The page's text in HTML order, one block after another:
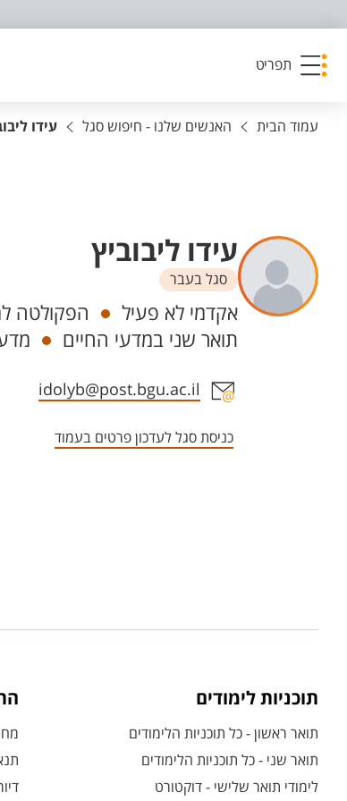
תפריט
עמוד הבית האנשים שלנו - חיפוש סגל עידו
עידו ליבוביץ
סגל בעבר
יחידות
אקדמי לא פעיל
הפקולטה
תואר שני במדעי החיים
אזור צור קשר עם איש הסגל
idolyb@post.bgu.ac.il
כניסת סגל לעדכון פרטים בעמוד
תוכניות לימודים
תואר ראשון - כל תוכניות הלימודים
תואר שני - כל תוכניות הלימודים
לימודי תואר שלישי - דוקטורט